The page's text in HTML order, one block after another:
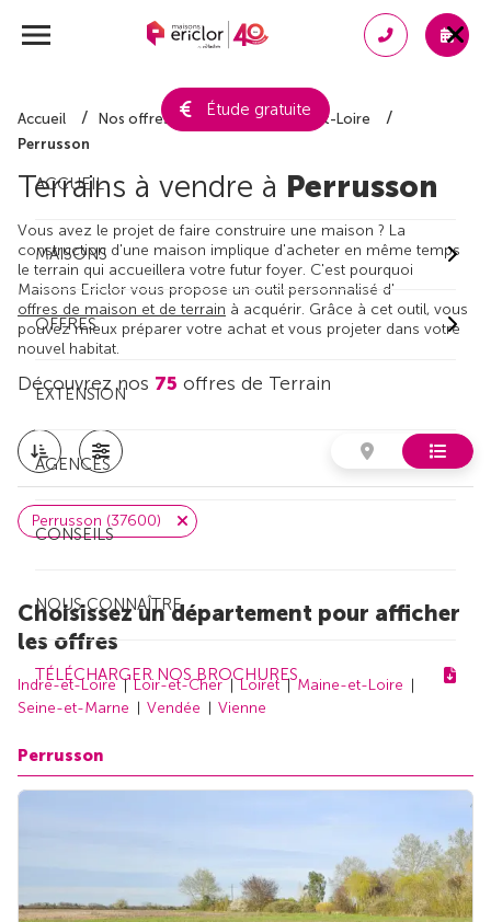
Étude gratuite
ACCUEIL
MAISONS
OFFRES
EXTENSION
AGENCES
CONSEILS
NOUS CONNAÎTRE
TÉLÉCHARGER NOS BROCHURES
Accueil Nos offres de terrain
Indre-et-Loire
Perrusson
Terrains à vendre à Perrusson
Vous avez le projet de faire construire une maison ? La
construction d'une maison implique d'acheter en même temps
le terrain qui accueillera votre futur foyer. C'est pourquoi
Maisons Ericlor vous propose un outil personnalisé d'
offres de maison et de terrain à acquérir. Grâce à cet outil, vous
pouvez mieux préparer votre achat et vous projeter dans votre
nouvel habitat.
Découvrez nos 75 offres de Terrain
Perrusson (37600)
Choisissez un département pour afficher
les offres
Indre-et-Loire Loir-et-Cher Loiret
Maine-et-Loire
Seine-et-Marne
Vendée Vienne
Perrusson